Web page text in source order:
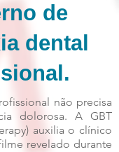
de
dental
não precisa
dolorosa. A GBT
auxilia o clínico
revelado durante